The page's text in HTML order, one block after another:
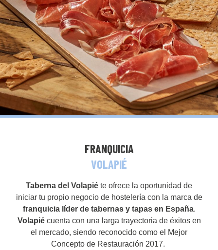
FRANQUICIA
VOLAPIÉ
Taberna del Volapié te ofrece la oportunidad de
iniciar tu propio negocio de hostelería con la marca de
franquicia líder de tabernas y tapas en España.
Volapiécuenta con una larga trayectoria de éxitos en
el mercado, siendo reconocido como el Mejor
Concepto de Restauración 2017.